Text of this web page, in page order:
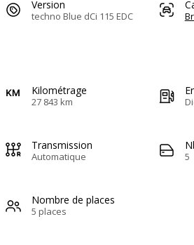
Version
techno Blue dCi 115 EDC
Kilométrage
27 843 km
Transmission
Automatique 5
Nombre de places
5 places